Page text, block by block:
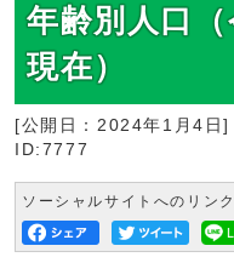
年齢別人口
現在）
[公開日： 2024年1月4日]
ID:7777
ソーシャルサイトへのリン